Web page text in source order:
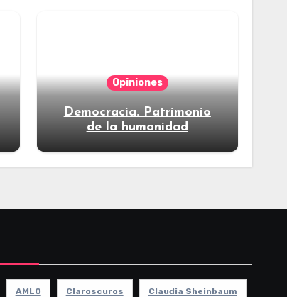
Opiniones
Democracia. Patrimonio
de la humanidad
AMLO Claroscuros Claudia Sheinbaum